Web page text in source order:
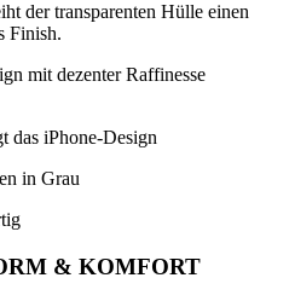
der transparenten Hülle einen
Finish.
mit dezenter Raffinesse
das iPhone-Design
in Grau
& KOMFORT